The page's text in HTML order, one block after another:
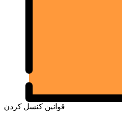
قوانین کنسل کردن